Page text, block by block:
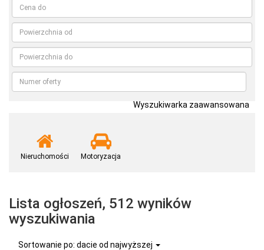
Wyszukiwarka zaawansowana
Nieruchomości Motoryzacja
Lista ogłoszeń, 512 wyników
wyszukiwania
Sortowanie po: dacie od najwyższej